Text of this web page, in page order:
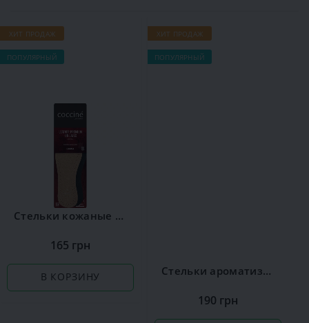
ХИТ ПРОДАЖ
ПОПУЛЯРНЫЙ
Стельки кожаные Coccine Leather on Latex
165 грн
В КОРЗИНУ
ХИТ ПРОДАЖ
ПОПУЛЯРНЫЙ
Стельки ароматизированные Сoccine Silver
190 грн